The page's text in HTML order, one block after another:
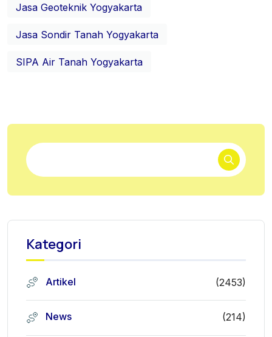
Jasa Geoteknik Yogyakarta
Jasa Sondir Tanah Yogyakarta
SIPA Air Tanah Yogyakarta
Kategori
Artikel (2453)
News (214)